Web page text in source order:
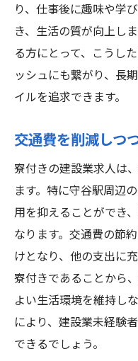
り、仕事後に趣味や学
き、生活の質が向上し
る方にとって、こうし
ッシュにも繋がり、長
イルを追求できます。
交通費を削減しつ
寮付きの建設業求人は
ます。特に守谷駅周辺
用を抑えることができ
なります。交通費の節
けとなり、他の支出に
寮付きであることから
よい生活環境を維持し
により、建設業未経験
できるでしょう。